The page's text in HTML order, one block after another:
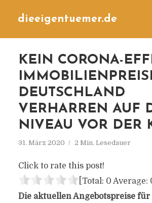
dieeigentuemer.de
KEIN CORONA-
DEUTSCHLAND
VERHARREN AUF
NIVEAU VOR DER
31. März 2020 2 Min. Lesedauer
Click to rate this post!
[Total: 0 Average:
Die aktuellen Angebotspreise für